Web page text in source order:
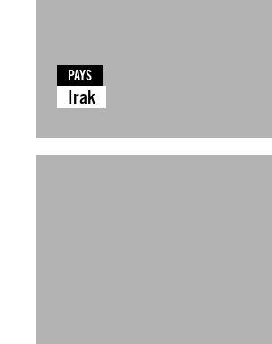
PAYS
Irak